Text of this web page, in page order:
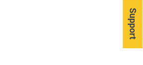
Support